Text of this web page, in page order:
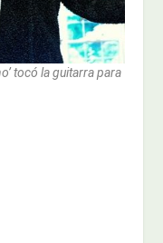
tocó la guitarra para